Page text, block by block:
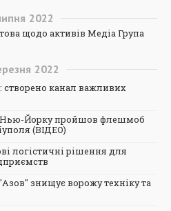
2022
щодо активів Медіа Група
2022
створено канал важливих
Нью-Йорку пройшов флешмоб
(ВІДЕО)
логістичні рішення для
знищує ворожу техніку та